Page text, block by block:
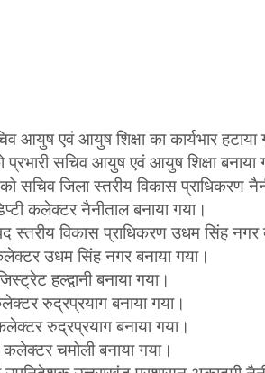
एवं आयुष शिक्षा का कार्यभार हटाया
सचिव आयुष एवं आयुष शिक्षा बनाया
सचिव जिला स्तरीय विकास प्राधिकरण
कलेक्टर नैनीताल बनाया गया।
स्तरीय विकास प्राधिकरण उधम सिंह नगर
उधम सिंह नगर बनाया गया।
हल्द्वानी बनाया गया।
रुद्रप्रयाग बनाया गया।
रुद्रप्रयाग बनाया गया।
कलेक्टर चमोली बनाया गया।